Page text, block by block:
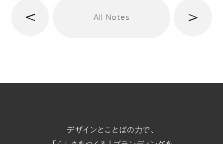
前 All Notes 次
デザインとことばの力で、